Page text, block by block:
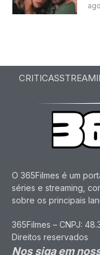
CRITICAS
O 365Filmes é um
séries e streaming,
sobre os principais
365Filmes – CNPJ:
Direitos reservados
Nos siga em